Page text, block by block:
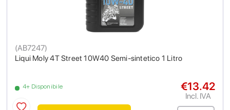
Liqui Moly 4T Street 10W40 Semi-sintetico 1 Litro
(AB7247)
4+ Disponibile €13.42
Incl. IVA